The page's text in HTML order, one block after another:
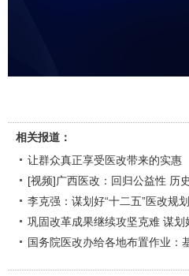
相关报道：
让群众真正享受医改带来的实惠
[视频]广西医改：回归公益性 历
李克强：谋划好“十二五”医改规划
巩固改革成果继续攻坚克难 谋划
国务院医改办给各地布置作业：